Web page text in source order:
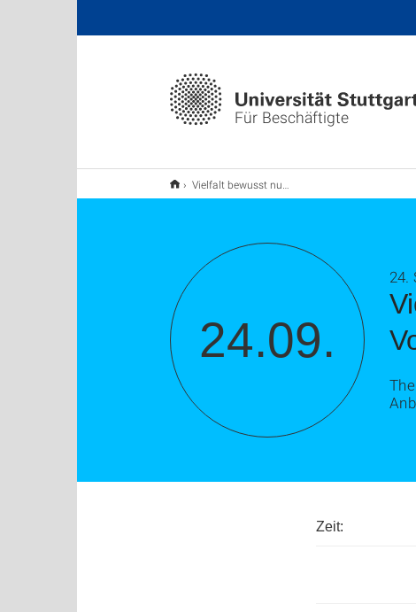
Für Beschäftigte
Vielfalt bewusst nutzen – wie unbewusste Vorurteile Entscheidungen beeinflussen
24.09.
24.
Zeit: